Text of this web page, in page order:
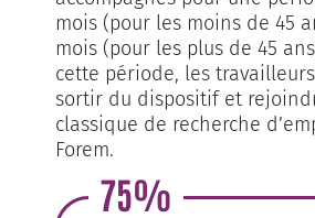
mois (pour les moins de 45
mois (pour les plus de 45
cette période, les
sortir du dispositif et
classique de recherche
Forem.
75%